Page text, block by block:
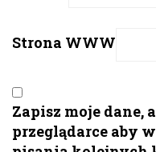
Strona WWW
Zapisz moje dane,
przeglądarce aby